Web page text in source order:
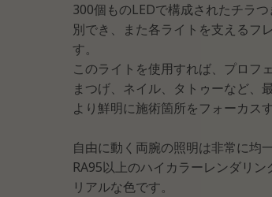
300個ものLEDで構成されたチラ
別でき、また各ライトを支えるフ
す。
このライトを使用すれば、プロフ
まつげ、ネイル、タトゥーなど、
より鮮明に施術箇所をフォーカス
自由に動く両腕の照明は非常に均
RA95以上のハイカラーレンダリ
リアルな色です。